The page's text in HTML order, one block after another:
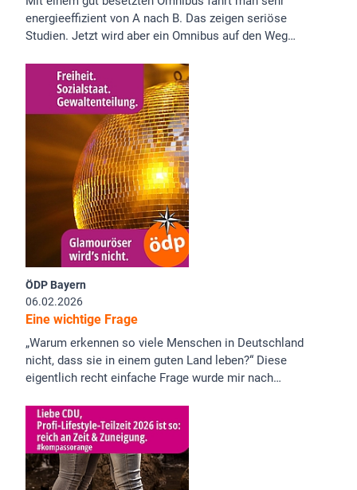
energieeffizient von A nach B. Das zeigen seriöse
Studien. Jetzt wird aber ein Omnibus auf den Weg…
ÖDP Bayern
06.02.2026
Eine wichtige Frage
„Warum erkennen so viele Menschen in Deutschland
nicht, dass sie in einem guten Land leben?“ Diese
eigentlich recht einfache Frage wurde mir nach…